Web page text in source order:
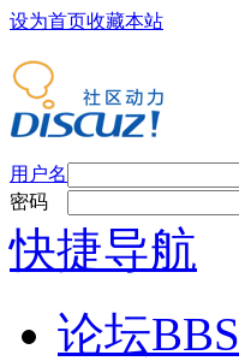
设为首页收藏本站
用户名
密码
快捷导航
论坛BBS